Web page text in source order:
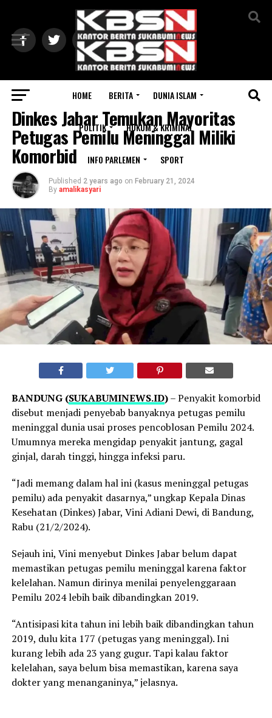
HOME BERITA DUNIA ISLAM
POLITIK HUKUM & KRIMINAL
INFO PARLEMEN SPORT
BERITA
Dinkes Jabar Temukan Mayoritas
Petugas Pemilu Meninggal Miliki
Komorbid
Published 2 years ago on February 21, 2024
By amalikasyari
BANDUNG (SUKABUMINEWS.ID)– Penyakit komorbid
disebut menjadi penyebab banyaknya petugas pemilu
meninggal dunia usai proses pencoblosan Pemilu 2024.
Umumnya mereka mengidap penyakit jantung, gagal
ginjal, darah tinggi, hingga infeksi paru.
“Jadi memang dalam hal ini (kasus meninggal petugas
pemilu) ada penyakit dasarnya,” ungkap Kepala Dinas
Kesehatan (Dinkes) Jabar, Vini Adiani Dewi, di Bandung,
Rabu (21/2/2024).
Sejauh ini, Vini menyebut Dinkes Jabar belum dapat
memastikan petugas pemilu meninggal karena faktor
kelelahan. Namun dirinya menilai penyelenggaraan
Pemilu 2024 lebih baik dibandingkan 2019.
“Antisipasi kita tahun ini lebih baik dibandingkan tahun
2019, dulu kita 177 (petugas yang meninggal). Ini
kurang lebih ada 23 yang gugur. Tapi kalau faktor
kelelahan, saya belum bisa memastikan, karena saya
dokter yang menanganinya,” jelasnya.
Exit mobile version